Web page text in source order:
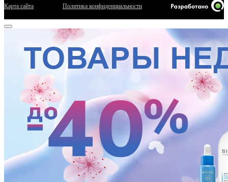
Карта сайта Политика конфиденциальности